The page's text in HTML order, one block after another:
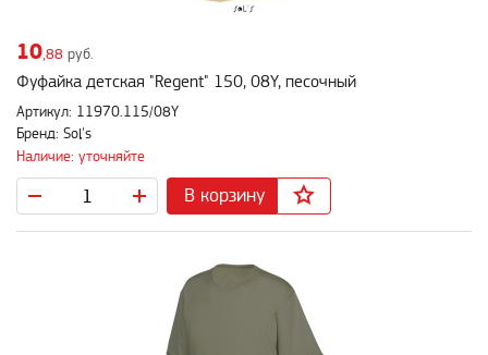
10 ,88 руб.
Фуфайка детская "Regent" 150, 08Y, песочный
Артикул: 11970.115/08Y
Бренд: Sol's
Наличие: уточняйте
В корзину